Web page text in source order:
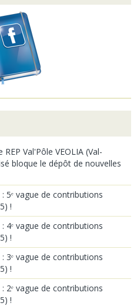
REP Val'Pôle VEOLIA (Val-
bloque le dépôt de nouvelles
5ᵉ vague de contributions
!
4ᵉ vague de contributions
!
3ᵉ vague de contributions
!
2ᵉ vague de contributions
!